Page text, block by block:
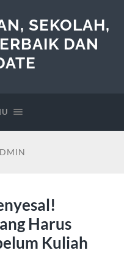
SEKOLAH,
DAN
Harus
Kuliah